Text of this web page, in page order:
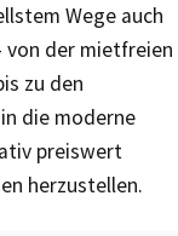
Wege auch
der mietfreien
zu den
die moderne
preiswert
herzustellen.